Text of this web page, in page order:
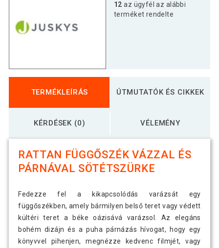
12 az ügyfél az alábbi
terméket rendelte
TERMÉKLEÍRÁS ÚTMUTATÓK ÉS CIKKEK
KÉRDÉSEK (0) VÉLEMÉNY
RATTAN FÜGGŐSZÉK VÁZZAL ÉS
PÁRNÁVAL SÖTÉTSZÜRKE
Fedezze fel a kikapcsolódás varázsát egy
függőszékben, amely bármilyen belső teret vagy védett
kültéri teret a béke oázisává varázsol. Az elegáns
bohém dizájn és a puha párnázás hívogat, hogy egy
könyvvel pihenjen, megnézze kedvenc filmjét, vagy